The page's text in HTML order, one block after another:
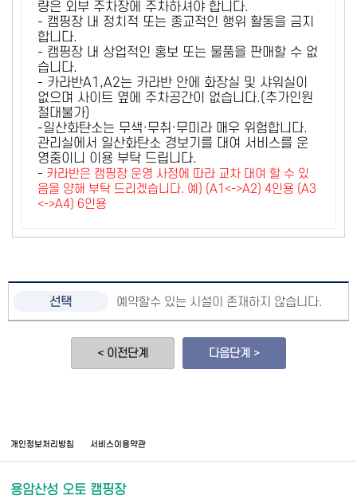
량은 외부 주차장에 주차하셔야 합니다.
- 캠핑장 내 정치적 또는 종교적인 행위 활동을 금지
합니다.
- 캠핑장 내 상업적인 홍보 또는 물품을 판매할 수 없
습니다.
- 카라반A1,A2는 카라반 안에 화장실 및 샤워실이
없으며 사이트 옆에 주차공간이 없습니다.(추가인원
절대불가)
-일산화탄소는 무색·무취·무미라 매우 위험합니다.
관리실에서 일산화탄소 경보기를 대여 서비스를 운
영중이니 이용 부탁 드립니다.
- 카라반은 캠핑장 운영 사정에 따라 교차 대여 할 수 있
음을 양해 부탁 드리겠습니다. 예) (A1<->A2) 4인용 (A3
<->A4) 6인용
예약할수 있는 시설이 존재하지 않습니다.
< 이전단계 다음단계 >
개인정보처리방침 서비스이용약관
용암산성 오토 캠핑장